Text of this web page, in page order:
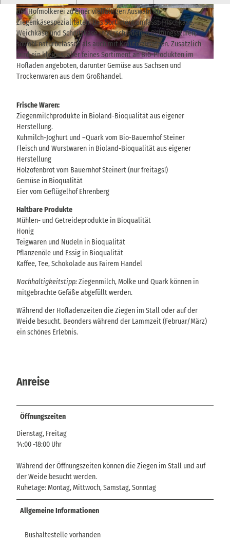
© viawww.saechsische-schweiz.de, Kathleen Krenz
© viawww.saechsische-schweiz.de, Kathleen Kr
enz
© via www.saechsische-schweiz.de
, Kathleen Kr
enz
der Hofmolkerei zu einer vielfältigen Auswahl an
Ziegenkäsespezialitäten. Das Sortiment umfasst Frischkäse,
Weichkäse und Schnittkäse in verschiedenen Reifungsstufen,
sowohl naturbelassen als auch mit Kräuterzusätzen. Zusätzlich
wird ein kleines, aber feines Sortiment an Bio-Produkten im
Hofladen angeboten, darunter Gemüse aus Sachsen und
Trockenwaren aus dem Großhandel.
Frische Waren:
Ziegenmilchprodukte in Bioland-Bioqualität aus eigener
Herstellung.
Kuhmilch-Joghurt und –Quark vom Bio-Bauernhof Steiner
Fleisch und Wurstwaren in Bioland-Bioqualität aus eigener
Herstellung
Holzofenbrot vom Bauernhof Steinert (nur freitags!)
Gemüse in Bioqualität
Eier vom Geflügelhof Ehrenberg
Haltbare Produkte
Mühlen- und Getreideprodukte in Bioqualität
Honig
Teigwaren und Nudeln in Bioqualität
Pflanzenöle und Essig in Bioqualität
Kaffee, Tee, Schokolade aus Fairem Handel
Nachhaltigkeitstipp:Ziegenmilch, Molke und Quark können in
mitgebrachte Gefäße abgefüllt werden.
Während der Hofladenzeiten die Ziegen im Stall oder auf der
Weide besucht. Beonders während der Lammzeit (Februar/März)
ein schönes Erlebnis.
Anreise
Öffnungszeiten
Dienstag, Freitag
14:00 -18:00 Uhr
Während der Öffnungszeiten können die Ziegen im Stall und auf
der Weide besucht werden.
Ruhetage: Montag, Mittwoch, Samstag, Sonntag
Allgemeine Informationen
Bushaltestelle vorhanden